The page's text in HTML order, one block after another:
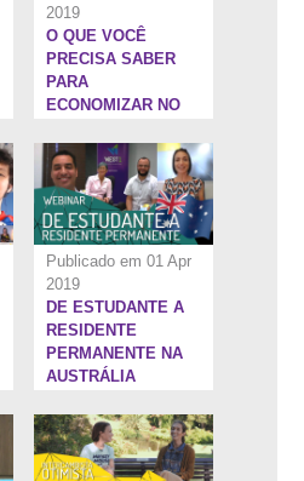
2019
O QUE VOCÊ
PRECISA SABER
PARA
ECONOMIZAR NO
INTERCÂMBIO
PARA AUSTRÁLIA!
Publicado em 01 Apr
2019
1:44:47''
DE ESTUDANTE A
RESIDENTE
PERMANENTE NA
AUSTRÁLIA